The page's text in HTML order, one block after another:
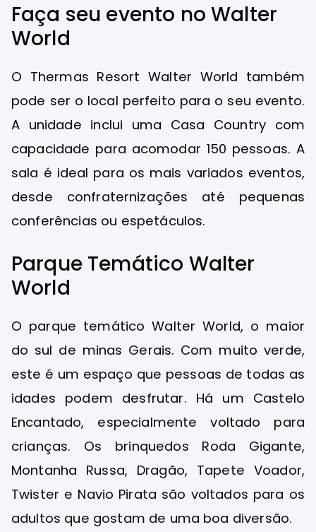
Faça seu evento no Walter
World
O Thermas Resort Walter World também
pode ser o local perfeito para o seu evento.
A unidade inclui uma Casa Country com
capacidade para acomodar 150 pessoas. A
sala é ideal para os mais variados eventos,
desde confraternizações até pequenas
conferências ou espetáculos.
Parque Temático Walter
World
O parque temático Walter World, o maior
do sul de minas Gerais. Com muito verde,
este é um espaço que pessoas de todas as
idades podem desfrutar. Há um Castelo
Encantado, especialmente voltado para
crianças. Os brinquedos Roda Gigante,
Montanha Russa, Dragão, Tapete Voador,
Twister e Navio Pirata são voltados para os
adultos que gostam de uma boa diversão.